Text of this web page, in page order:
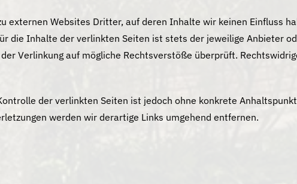
externen Websites Dritter, auf deren Inhalte wir keinen Einfluss
die Inhalte der verlinkten Seiten ist stets der jeweilige Anbieter
Verlinkung auf mögliche Rechtsverstöße überprüft.
der verlinkten Seiten ist jedoch ohne konkrete
werden wir derartige Links umgehend entfernen.